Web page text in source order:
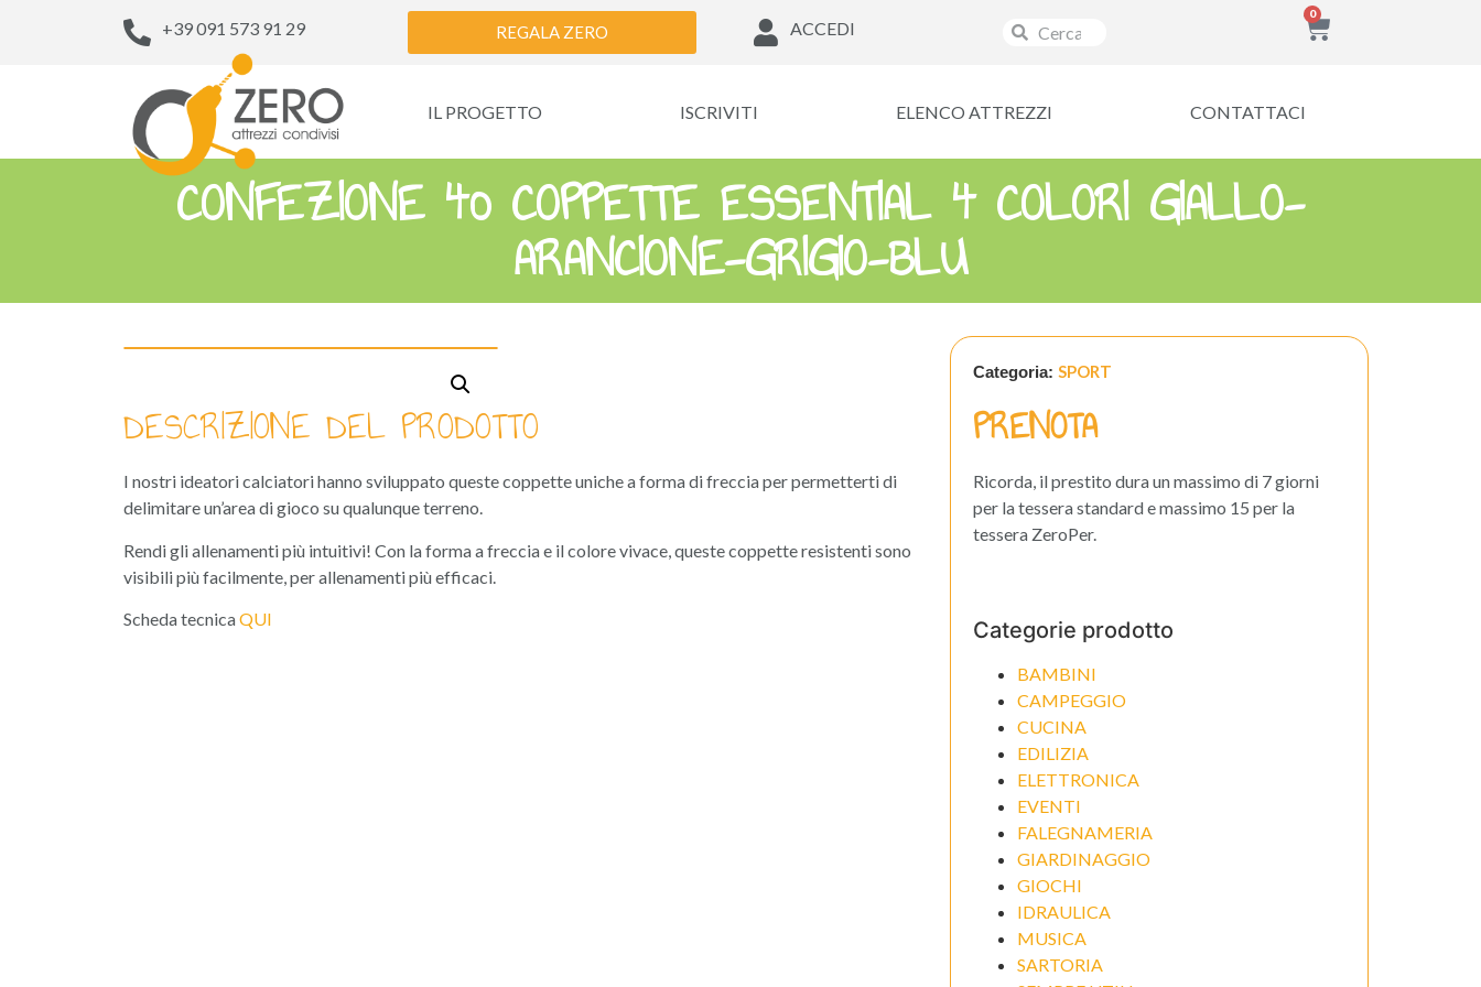
+39 091 573 91 29 REGALA ZERO ACCEDI
0
IL PROGETTO ISCRIVITI ELENCO ATTREZZI CONTATTACI
CONFEZIONE 40 COPPETTE ESSENTIAL 4 COLORI GIALLO-
ARANCIONE-GRIGIO-BLU
DESCRIZIONE DEL PRODOTTO
I nostri ideatori calciatori hanno sviluppato queste coppette uniche a forma di freccia per permetterti di
delimitare un’area di gioco su qualunque terreno.
Rendi gli allenamenti più intuitivi! Con la forma a freccia e il colore vivace, queste coppette resistenti sono
visibili più facilmente, per allenamenti più efficaci.
Scheda tecnicaQUI
Categoria: SPORT
PRENOTA
Ricorda, il prestito dura un massimo di 7 giorni
per la tessera standard e massimo 15 per la
tessera ZeroPer.
Categorie prodotto
BAMBINI
CAMPEGGIO
CUCINA
EDILIZIA
ELETTRONICA
EVENTI
FALEGNAMERIA
GIARDINAGGIO
GIOCHI
IDRAULICA
MUSICA
SARTORIA